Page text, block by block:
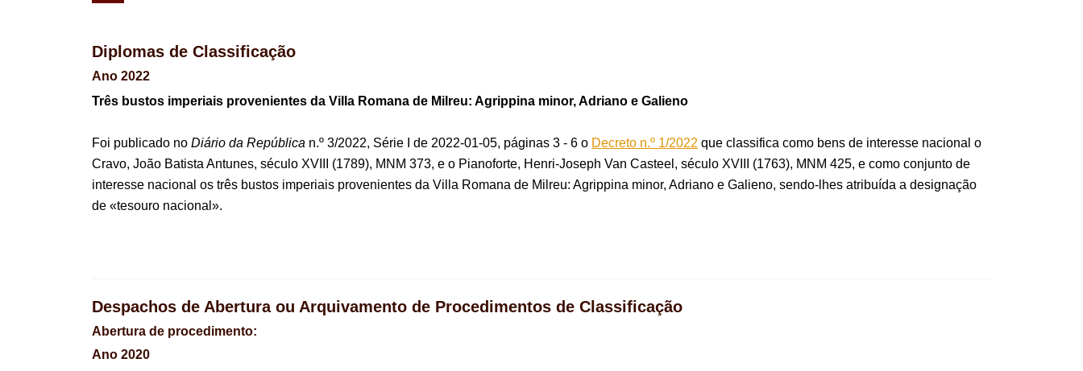
Diplomas de Classificação
Ano 2022
Três bustos imperiais provenientes da Villa Romana de Milreu: Agrippina minor, Adriano e Galieno
Foi publicado no Diário da República n.º 3/2022, Série I de 2022-01-05, páginas 3 - 6 o Decreto n.º 1/2022 que classifica como bens de interesse nacional o
Cravo, João Batista Antunes, século XVIII (1789), MNM 373, e o Pianoforte, Henri-Joseph Van Casteel, século XVIII (1763), MNM 425, e como conjunto de
interesse nacional os três bustos imperiais provenientes da Villa Romana de Milreu: Agrippina minor, Adriano e Galieno, sendo-lhes atribuída a designação
de «tesouro nacional».
Despachos de Abertura ou Arquivamento de Procedimentos de Classificação
Abertura de procedimento:
Ano 2020